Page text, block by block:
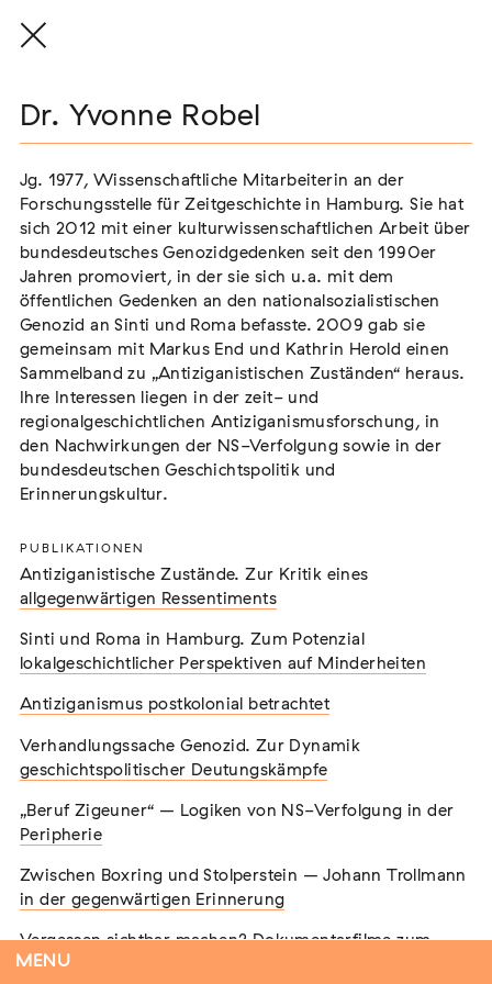
MENU
Vorstand
Vorsitzender
Nadine Küßner
stellvertretende Vorsitzende
Dr. Karola Fings
Schatzmeisterin
Daniela Gress
Tobias von Borcke
Magdalena Freckmann
Beisitzerin
Mitglieder
Hanan Abu El-Gyab
Prof. Dr. Wolfgang Aschauer
Dr. Peter Bell
Dr. Pavel Brunssen
Dr. Yvonne Robel
Jg. 1977, Wissenschaftliche Mitarbeiterin an der
Forschungsstelle für Zeitgeschichte in Hamburg. Sie hat
sich 2012 mit einer kulturwissenschaftlichen Arbeit über
bundesdeutsches Genozidgedenken seit den 1990er
Jahren promoviert, in der sie sich u.a. mit dem
öffentlichen Gedenken an den nationalsozialistischen
Genozid an Sinti und Roma befasste. 2009 gab sie
gemeinsam mit Markus End und Kathrin Herold einen
Sammelband zu „Antiziganistischen Zuständen“ heraus.
Ihre Interessen liegen in der zeit- und
regionalgeschichtlichen Antiziganismusforschung, in
den Nachwirkungen der NS-Verfolgung sowie in der
bundesdeutschen Geschichtspolitik und
Erinnerungskultur.
PUBLIKATIONEN
Antiziganistische Zustände. Zur Kritik eines
allgegenwärtigen Ressentiments
Sinti und Roma in Hamburg. Zum Potenzial
lokalgeschichtlicher Perspektiven auf Minderheiten
Antiziganismus postkolonial betrachtet
Verhandlungssache Genozid. Zur Dynamik
geschichtspolitischer Deutungskämpfe
„Beruf Zigeuner“ – Logiken von NS-Verfolgung in der
Peripherie
Zwischen Boxring und Stolperstein – Johann Trollmann
in der gegenwärtigen Erinnerung
Vergessen sichtbar machen? Dokumentarfilme zum
Genozid an Roma und Sinti
Dr. Yvonne Robel
Jg. 1977, Wissenschaftliche Mitarbeiterin an der
Forschungsstelle für Zeitgeschichte in Hamburg. Sie hat
sich 2012 mit einer kulturwissenschaftlichen Arbeit über
bundesdeutsches Genozidgedenken seit den 1990er
Jahren promoviert, in der sie sich u.a. mit dem
öffentlichen Gedenken an den nationalsozialistischen
Genozid an Sinti und Roma befasste. 2009 gab sie
gemeinsam mit Markus End und Kathrin Herold einen
Sammelband zu „Antiziganistischen Zuständen“ heraus.
Ihre Interessen liegen in der zeit- und
regionalgeschichtlichen Antiziganismusforschung, in
den Nachwirkungen der NS-Verfolgung sowie in der
bundesdeutschen Geschichtspolitik und
Erinnerungskultur.
PUBLIKATIONEN
Antiziganistische Zustände. Zur Kritik eines
allgegenwärtigen Ressentiments
Sinti und Roma in Hamburg. Zum Potenzial
lokalgeschichtlicher Perspektiven auf Minderheiten
Antiziganismus postkolonial betrachtet
Verhandlungssache Genozid. Zur Dynamik
geschichtspolitischer Deutungskämpfe
„Beruf Zigeuner“ – Logiken von NS-Verfolgung in der
Peripherie
Zwischen Boxring und Stolperstein – Johann Trollmann
in der gegenwärtigen Erinnerung
Vergessen sichtbar machen? Dokumentarfilme zum
Genozid an Roma und Sinti